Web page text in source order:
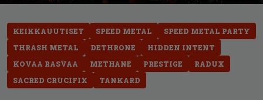
KEIKKAUUTISET SPEED METAL
SPEED METAL PARTY
THRASH METAL
DETHRONE
HIDDEN INTENT
KOVAA RASVAA
METHANE PRESTIGE
RADUX
SACRED CRUCIFIX
TANKARD